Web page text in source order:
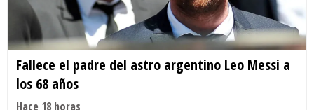
Fallece el padre del astro argentino Leo Messi a
los 68 años
Hace 18 horas